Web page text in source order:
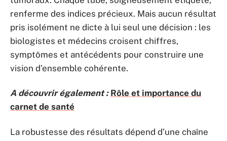
renferme des indices précieux. Mais aucun résultat
pris isolément ne dicte à lui seul une décision : les
biologistes et médecins croisent chiffres,
symptômes et antécédents pour construire une
vision d’ensemble cohérente.
A découvrir également : Rôle et importance du
carnet de santé
La robustesse des résultats dépend d’une chaîne